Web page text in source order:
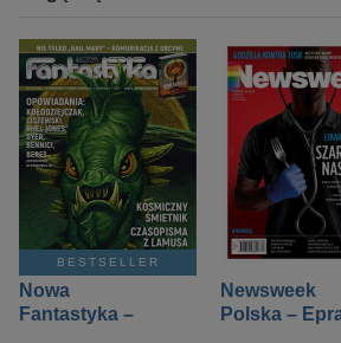
BESTSELLER
Nowa
Fantastyka –
Newsweek
Polska –